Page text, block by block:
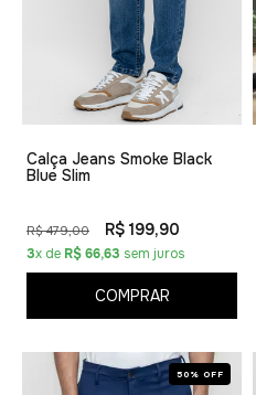
Calça Jeans Smoke Black
Blue Slim
R$ 479,00 R$ 199,90
3x de R$ 66,63 sem juros
COMPRAR
50% OFF